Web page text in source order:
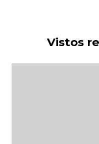
Vistos